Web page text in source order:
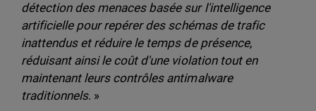
détection des menaces basée sur l'intelligence
artificielle pour repérer des schémas de trafic
inattendus et réduire le temps de présence,
réduisant ainsi le coût d'une violation tout en
maintenant leurs contrôles antimalware
traditionnels. »